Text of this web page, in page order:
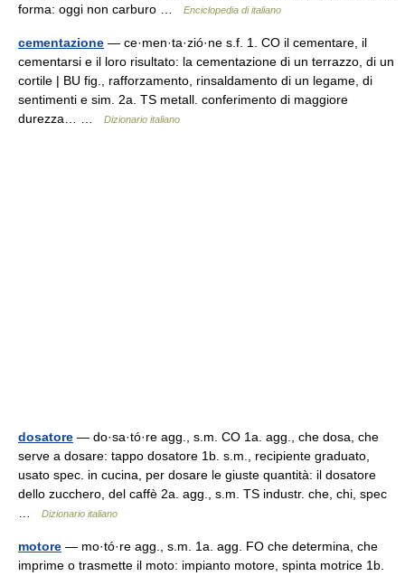
forma: oggi non carburo …
Enciclopedia di italiano
cementazione — ce·men·ta·zió·ne s.f. 1. CO il cementare, il
cementarsi e il loro risultato: la cementazione di un terrazzo, di un
cortile | BU fig., rafforzamento, rinsaldamento di un legame, di
sentimenti e sim. 2a. TS metall. conferimento di maggiore
durezza… …
Dizionario italiano
dosatore — do·sa·tó·re agg., s.m. CO 1a. agg., che dosa, che
serve a dosare: tappo dosatore 1b. s.m., recipiente graduato,
usato spec. in cucina, per dosare le giuste quantità: il dosatore
dello zucchero, del caffè 2a. agg., s.m. TS industr. che, chi, spec
Dizionario italiano
motore — mo·tó·re agg., s.m. 1a. agg. FO che determina, che
imprime o trasmette il moto: impianto motore, spinta motrice 1b.